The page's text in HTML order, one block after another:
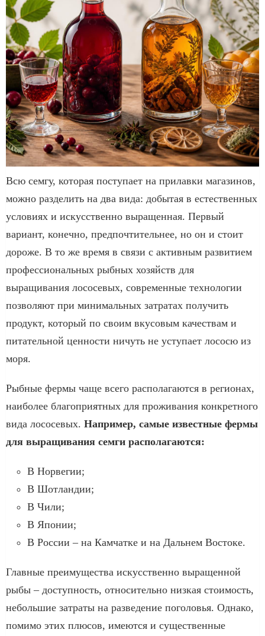
Всю семгу, которая поступает на прилавки магазинов,
можно разделить на два вида: добытая в естественных
условиях и искусственно выращенная. Первый
вариант, конечно, предпочтительнее, но он и стоит
дороже. В то же время в связи с активным развитием
профессиональных рыбных хозяйств для
выращивания лососевых, современные технологии
позволяют при минимальных затратах получить
продукт, который по своим вкусовым качествам и
питательной ценности ничуть не уступает лососю из
моря.
Рыбные фермы чаще всего располагаются в регионах,
наиболее благоприятных для проживания конкретного
вида лососевых. Например, самые известные фермы
для выращивания семги располагаются:
В Норвегии;
В Шотландии;
В Чили;
В Японии;
В России – на Камчатке и на Дальнем Востоке.
Главные преимущества искусственно выращенной
рыбы – доступность, относительно низкая стоимость,
небольшие затраты на разведение поголовья. Однако,
помимо этих плюсов, имеются и существенные